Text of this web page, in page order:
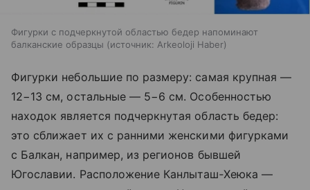
Фигурки с подчеркнутой областью бедер напоминают
балканские образцы
источник: Arkeoloji Haber
Фигурки небольшие по размеру: самая крупная —
12−13 см, остальные — 5−6 см. Особенностью
находок является подчеркнутая область бедер:
это сближает их с ранними женскими фигурками
с Балкан, например, из регионов бывшей
Югославии. Расположение Канлыташ‑Хеюка —